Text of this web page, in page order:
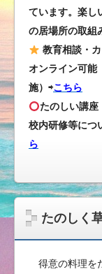
ています。楽し
の居場所の取組
教育相談・
オンライン可能
施）⇨こちら
たのしい講座
校内研修等につ
ら
たのしく
得意の料理を